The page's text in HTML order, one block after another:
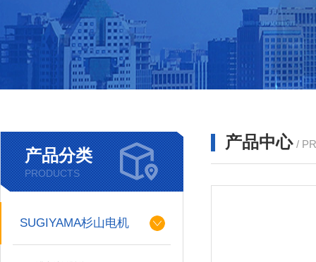
产品分类
PRODUCTS
SUGIYAMA杉山电机
产品中心 /